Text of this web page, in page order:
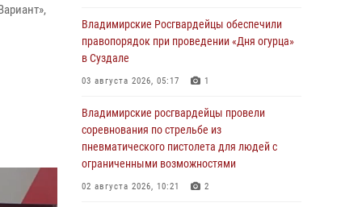
Владимирские Росгвардейцы обеспечили
правопорядок при проведении «Дня огурца»
в Суздале
03 августа 2026, 05:17 1
Владимирские росгвардейцы провели
соревнования по стрельбе из
пневматического пистолета для людей с
ограниченными возможностями
02 августа 2026, 10:21 2